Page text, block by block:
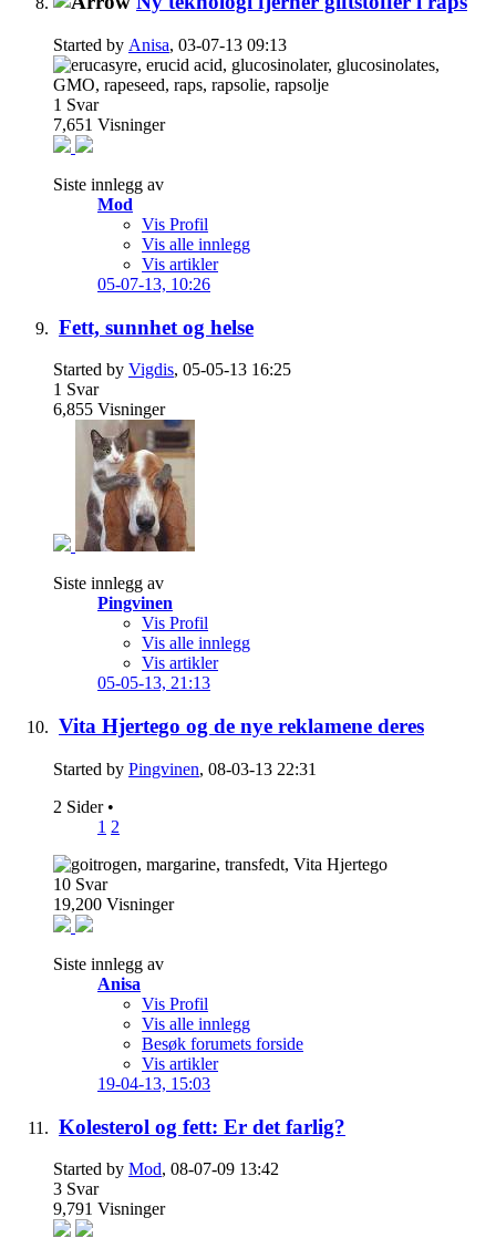
Started by Anisa, 03-07-13 09:13
1 Svar
7,651 Visninger
Siste innlegg av
Mod
Vis Profil
Vis alle innlegg
Vis artikler
05-07-13, 10:26
Fett, sunnhet og helse
Started by Vigdis, 05-05-13 16:25
1 Svar
6,855 Visninger
Siste innlegg av
Pingvinen
Vis Profil
Vis alle innlegg
Vis artikler
05-05-13, 21:13
Vita Hjertego og de nye reklamene deres
Started by Pingvinen, 08-03-13 22:31
2 Sider •
1 2
10 Svar
19,200 Visninger
Siste innlegg av
Anisa
Vis Profil
Vis alle innlegg
Besøk forumets forside
Vis artikler
19-04-13, 15:03
Kolesterol og fett: Er det farlig?
Started by Mod, 08-07-09 13:42
3 Svar
9,791 Visninger